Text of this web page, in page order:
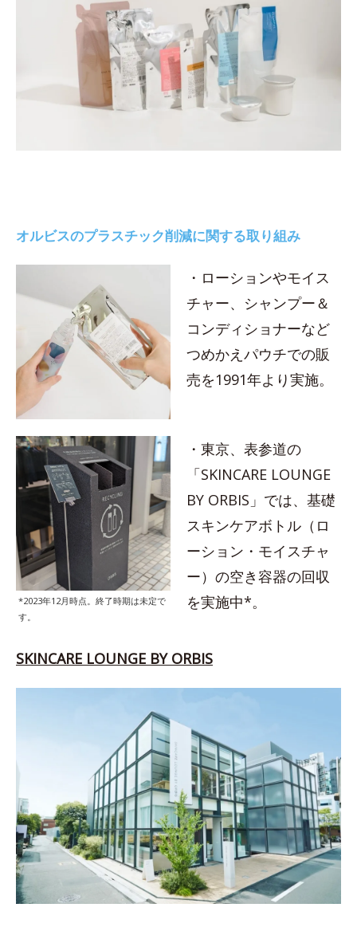
オルビスのプラスチック削減に関する取り組み
・ローションやモイス
チャー、シャンプー＆
コンディショナーなど
つめかえパウチでの販
売を1991年より実施。
*2023年12月時点。終了時期は未定で
す。
・東京、表参道の
「SKINCARE LOUNGE
BY ORBIS」では、基礎
スキンケアボトル（ロ
ーション・モイスチャ
ー）の空き容器の回収
を実施中*。
SKINCARE LOUNGE BY ORBIS